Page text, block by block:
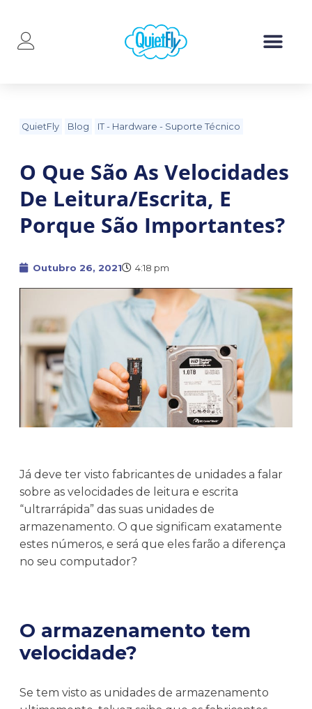
QuietFly Blog IT- Hardware - Suporte Técnico
O Que São As Velocidades
De Leitura/escrita, E
Porque São Importantes?
Outubro 26, 2021 4:18 pm
Já deve ter visto fabricantes de unidades a falar
sobre as velocidades de leitura e escrita
“ultrarrápida” das suas unidades de
armazenamento. O que significam exatamente
estes números, e será que eles farão a diferença
no seu computador?
O armazenamento tem
velocidade?
Se tem visto as unidades de armazenamento